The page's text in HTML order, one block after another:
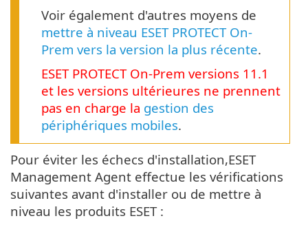
Voir également d'autres moyens de
mettre à niveau ESET PROTECT On-
Prem vers la version la plus récente.
ESET PROTECT On-Prem versions 11.1
et les versions ultérieures ne prennent
pas en charge la gestion des
périphériques mobiles.
Pour éviter les échecs d'installation,ESET
Management Agent effectue les vérifications
suivantes avant d'installer ou de mettre à
niveau les produits ESET :